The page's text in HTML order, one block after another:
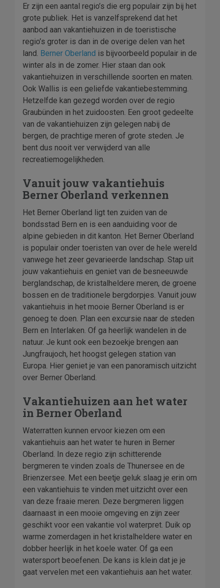
Er zijn een aantal regio’s die erg populair zijn bij het
grote publiek. Het is vanzelfsprekend dat het
aanbod aan vakantiehuizen in de toeristische
regio’s groter is dan in de overige delen van het
land. Berner Oberland is bijvoorbeeld populair in de
winter als in de zomer. Hier staan dan ook
vakantiehuizen in verschillende soorten en maten.
Ook Wallis is een geliefde vakantiebestemming.
Hetzelfde kan gezegd worden over de regio
Graubünden in het zuidoosten. Een groot gedeelte
van de vakantiehuizen zijn gelegen nabij de
bergen, de prachtige meren of grote steden. Je
bent dus nooit ver verwijderd van alle
recreatiemogelijkheden.
Vanuit jouw vakantiehuis
Berner Oberland verkennen
Het Berner Oberland ligt ten zuiden van de
bondsstad Bern en is een aanduiding voor de
alpine gebieden in dit kanton. Het Berner Oberland
is populair onder toeristen van over de hele wereld
vanwege het zeer gevarieerde landschap. Stap uit
jouw vakantiehuis en geniet van de besneeuwde
berglandschap, de kristalheldere meren, de groene
bossen en de traditionele bergdorpjes. Vanuit jouw
vakantiehuis in het mooie Berner Oberland is er
genoeg te doen. Plan een excursie naar de steden
Bern en Interlaken. Of ga heerlijk wandelen in de
natuur. Je kunt ook een bezoekje brengen aan
Jungfraujoch, het hoogst gelegen station van
Europa. Hier geniet je van een panoramisch uitzicht
over Berner Oberland.
Vakantiehuizen aan het water
in Berner Oberland
Waterratten kunnen ervoor kiezen om een
vakantiehuis aan het water te huren in Berner
Oberland. In deze regio zijn schitterende
bergmeren te vinden zoals de Thunersee en de
Brienzersee. Met een beetje geluk slaag je erin om
een vakantiehuis te vinden met uitzicht over een
van deze fraaie meren. Deze bergmeren liggen
daarnaast in een mooie omgeving en zijn zeer
geschikt voor een vakantie vol waterpret. Duik op
warme zomerdagen in het kristalheldere water en
dobber heerlijk in het koele water. Of ga een
watersport beoefenen. De kans is klein dat je je
gaat vervelen met een vakantiehuis aan het water.